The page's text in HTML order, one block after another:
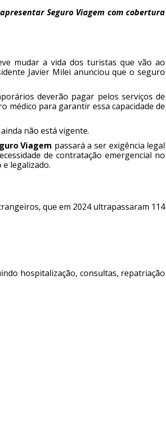
Seguro Viagem com cobertura
mudar a vida dos turistas que vão ao
Javier Milei anunciou que o seguro
deverão pagar pelos serviços de
médico para garantir essa capacidade de
não está vigente.
Viagem passará a ser exigência legal
de contratação emergencial no
legalizado.
que em 2024 ultrapassaram 114
hospitalização, consultas, repatriação